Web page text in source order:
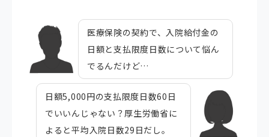
医療保険の契約で、入院給付金の
日額と支払限度日数について悩ん
でるんだけど…
日額5,000円の支払限度日数60日
でいいんじゃない？厚生労働省に
よると平均入院日数29日だし。